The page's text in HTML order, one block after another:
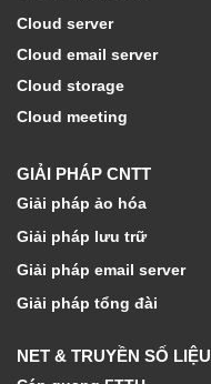
Cloud server
Cloud email server
Cloud storage
Cloud meeting
GIẢI PHÁP CNTT
Giải pháp ảo hóa
Giải pháp lưu trữ
Giải pháp email server
Giải pháp tổng đài
NET & TRUYỀN SỐ LIỆU